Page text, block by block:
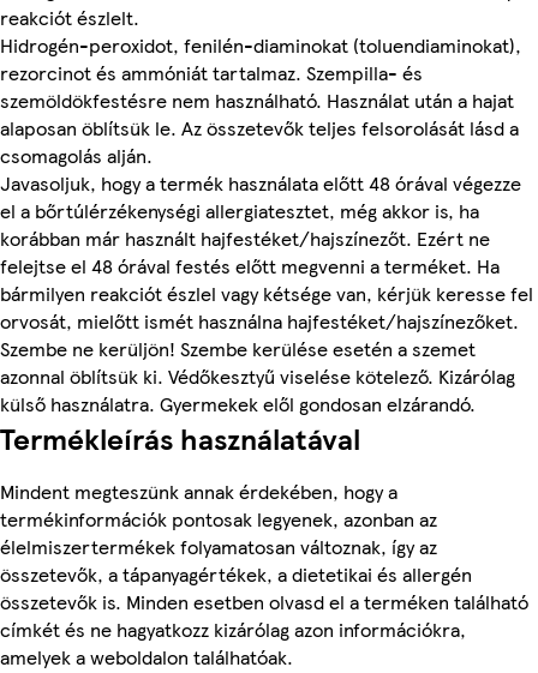
reakciót észlelt.
Hidrogén-peroxidot, fenilén-diaminokat (toluendiaminokat),
rezorcinot és ammóniát tartalmaz. Szempilla- és
szemöldökfestésre nem használható. Használat után a hajat
alaposan öblítsük le. Az összetevők teljes felsorolását lásd a
csomagolás alján.
Javasoljuk, hogy a termék használata előtt 48 órával végezze
el a bőrtúlérzékenységi allergiatesztet, még akkor is, ha
korábban már használt hajfestéket/hajszínezőt. Ezért ne
felejtse el 48 órával festés előtt megvenni a terméket. Ha
bármilyen reakciót észlel vagy kétsége van, kérjük keresse fel
orvosát, mielőtt ismét használna hajfestéket/hajszínezőket.
Szembe ne kerüljön! Szembe kerülése esetén a szemet
azonnal öblítsük ki. Védőkesztyű viselése kötelező. Kizárólag
külső használatra. Gyermekek elől gondosan elzárandó.
Termékleírás használatával
Mindent megteszünk annak érdekében, hogy a
termékinformációk pontosak legyenek, azonban az
élelmiszertermékek folyamatosan változnak, így az
összetevők, a tápanyagértékek, a dietetikai és allergén
összetevők is. Minden esetben olvasd el a terméken található
címkét és ne hagyatkozz kizárólag azon információkra,
amelyek a weboldalon találhatóak.